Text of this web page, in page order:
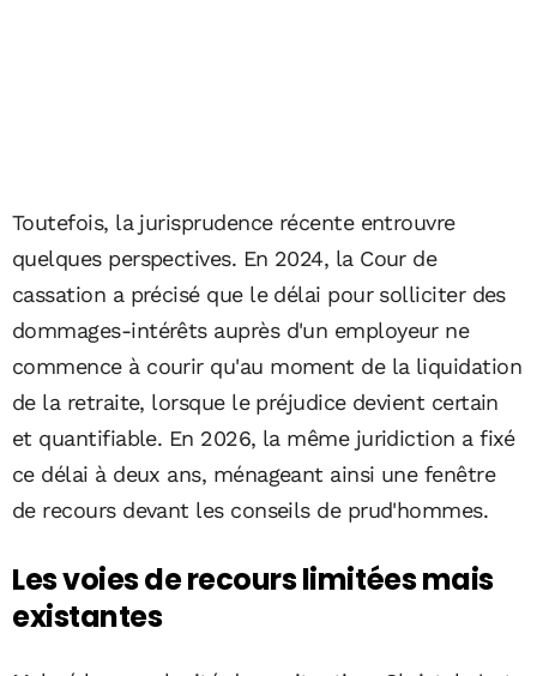
Toutefois, la jurisprudence récente entrouvre
quelques perspectives. En 2024, la Cour de
cassation a précisé que le délai pour solliciter des
dommages-intérêts auprès d'un employeur ne
commence à courir qu'au moment de la liquidation
de la retraite, lorsque le préjudice devient certain
et quantifiable. En 2026, la même juridiction a fixé
ce délai à deux ans, ménageant ainsi une fenêtre
de recours devant les conseils de prud'hommes.
Les voies de recours limitées mais
existantes